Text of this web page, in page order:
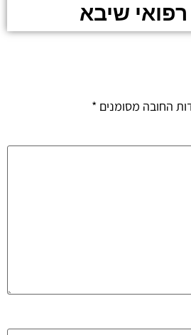
שיבא
החובה מסומנים *